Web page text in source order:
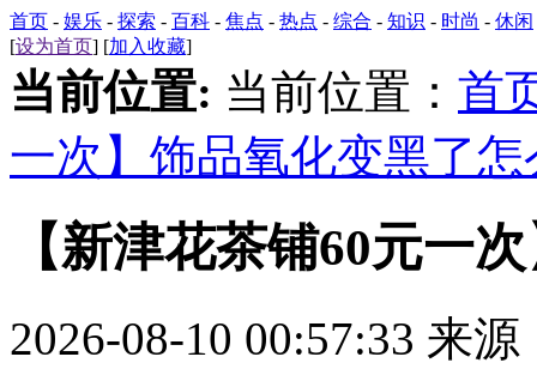
首页 - 娱乐 - 探索 - 百科 - 焦点 - 热点 - 综合 - 知识 - 时尚 - 休闲
[设为首页] [加入收藏]
当前位置: 当前位置： 首
一次】饰品氧化变黑了怎
【新津花茶铺60元一
2026-08-10 00:57:33 来源